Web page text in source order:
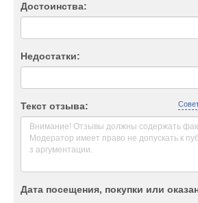
Достоинства:
Недостатки:
Текст отзыва:
Дата посещения, покупки или